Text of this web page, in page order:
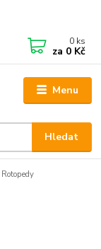
Menu
Hledat
0 ks
za 0 Kč
Rotopedy